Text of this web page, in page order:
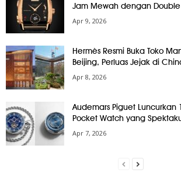
Jam Mewah dengan
Apr 9, 2026
Hermès Resmi Buka Toko
Beijing, Perluas Jejak di
Apr 8, 2026
Audemars Piguet Luncurkan
Pocket Watch yang
Apr 7, 2026